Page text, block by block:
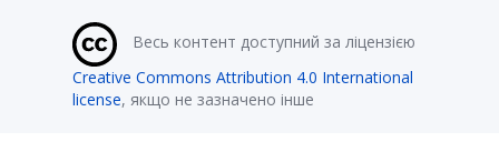
Весь контент доступний за ліцензією
Creative Commons Attribution 4.0 International
license, якщо не зазначено інше